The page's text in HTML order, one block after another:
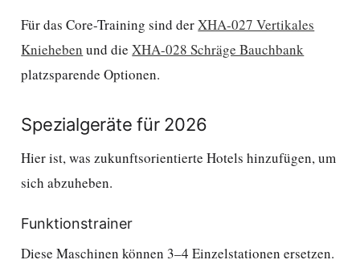
Für das Core-Training sind derXHA-027 Vertikales
Knieheben und dieXHA-028 Schräge Bauchbank
platzsparende Optionen.
Spezialgeräte für 2026
Hier ist, was zukunftsorientierte Hotels hinzufügen, um
sich abzuheben.
Funktionstrainer
Diese Maschinen können 3–4 Einzelstationen ersetzen.